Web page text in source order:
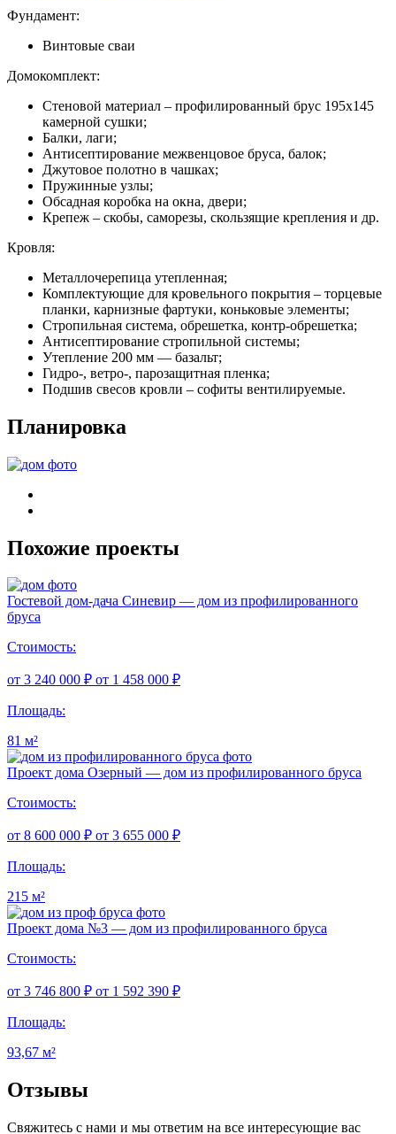
Фундамент:
Винтовые сваи
Домокомплект:
Стеновой материал – профилированный брус 195х145
камерной сушки;
Балки, лаги;
Антисептирование межвенцовое бруса, балок;
Джутовое полотно в чашках;
Пружинные узлы;
Обсадная коробка на окна, двери;
Крепеж – скобы, саморезы, скользящие крепления и др.
Кровля:
Металлочерепица утепленная;
Комплектующие для кровельного покрытия – торцевые
планки, карнизные фартуки, коньковые элементы;
Стропильная система, обрешетка, контр-обрешетка;
Антисептирование стропильной системы;
Утепление 200 мм — базальт;
Гидро-, ветро-, парозащитная пленка;
Подшив свесов кровли – софиты вентилируемые.
Планировка
Похожие проекты
Гостевой дом-дача Синевир — дом из профилированного
бруса
Стоимость:
от 3 240 000 ₽ от 1 458 000 ₽
Площадь:
81 м²
Проект дома Озерный — дом из профилированного бруса
Стоимость:
от 8 600 000 ₽ от 3 655 000 ₽
Площадь:
215 м²
Проект дома №3 — дом из профилированного бруса
Стоимость:
от 3 746 800 ₽ от 1 592 390 ₽
Площадь:
93,67 м²
Отзывы
Свяжитесь с нами и мы ответим на все интересующие вас